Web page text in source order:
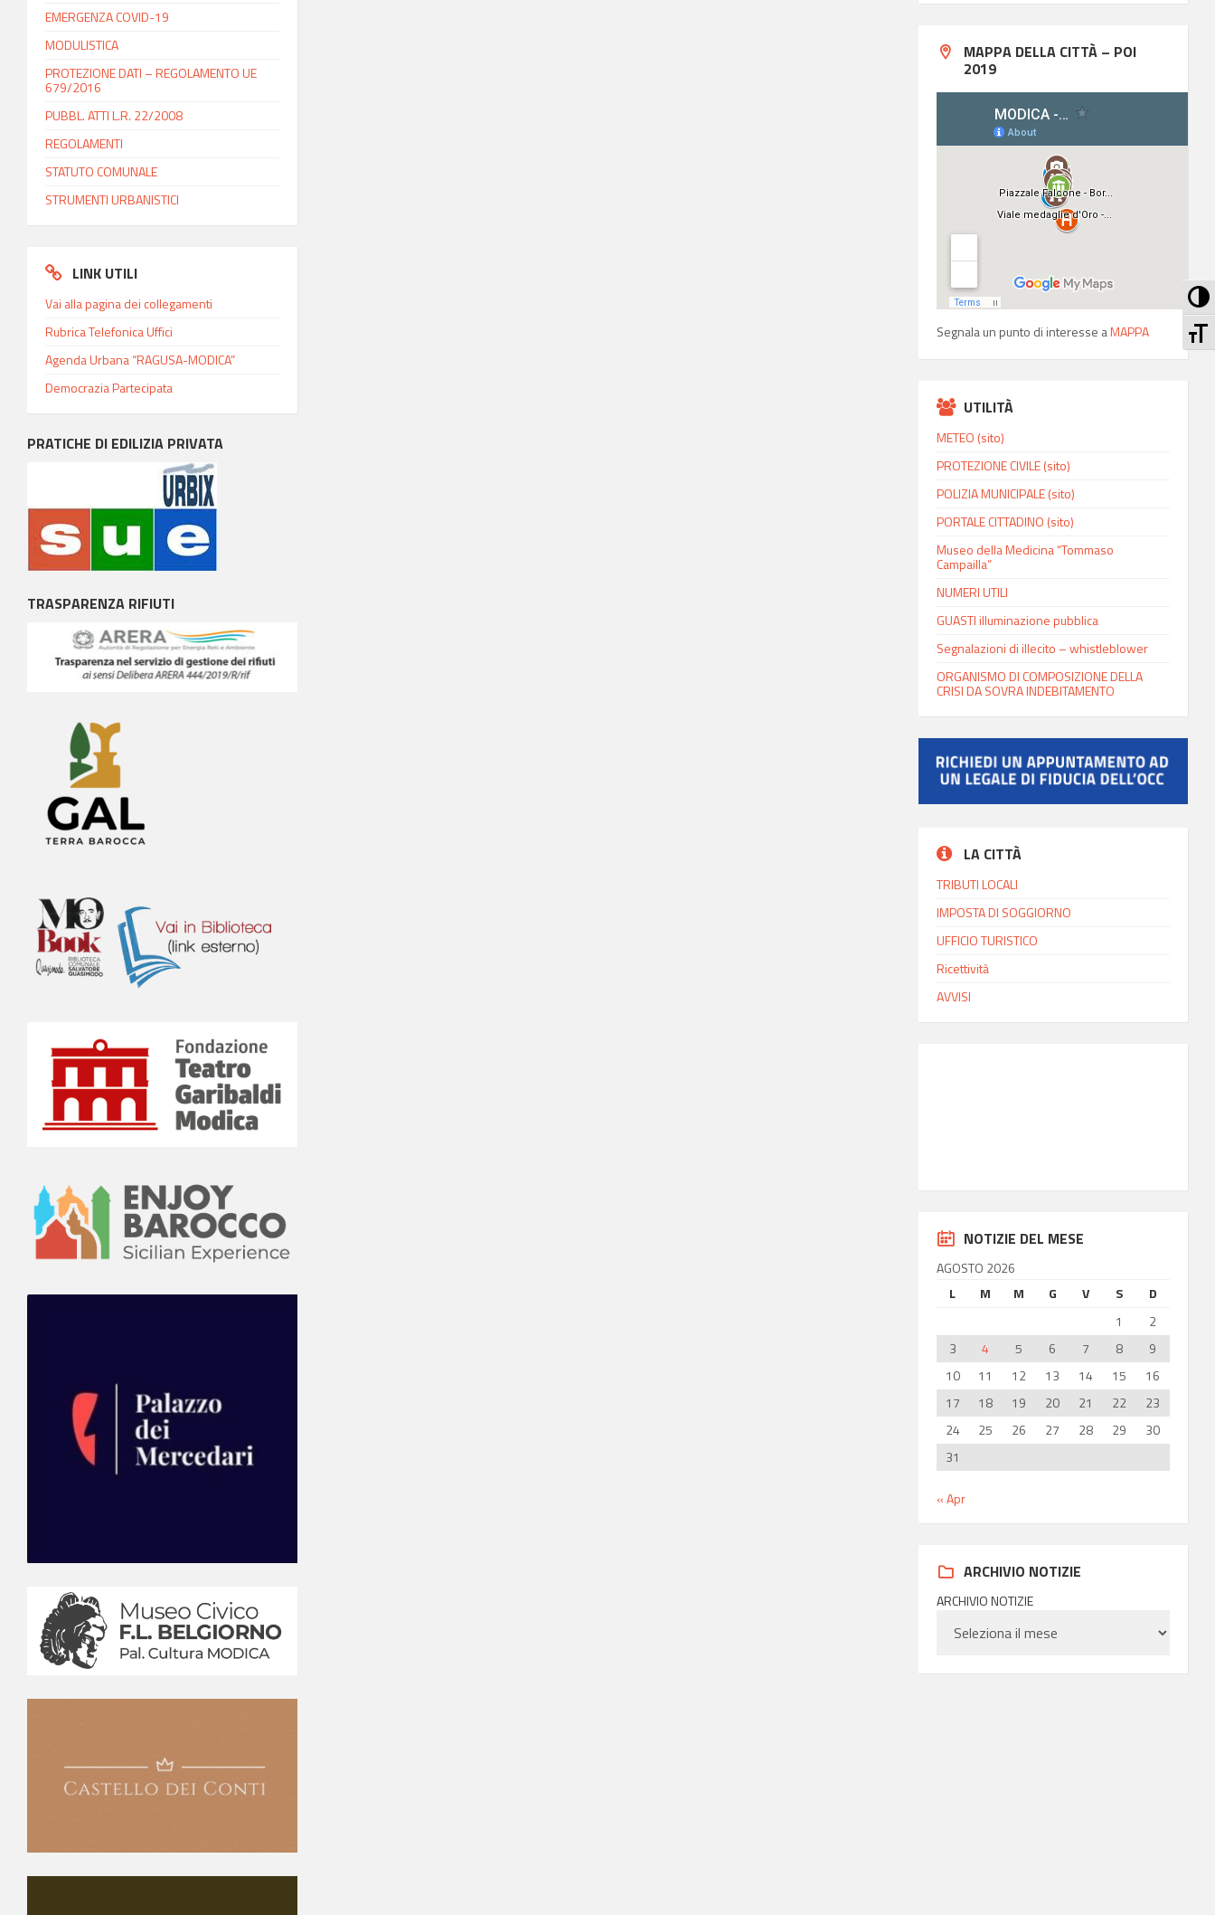
EMERGENZA COVID-19
MODULISTICA
PROTEZIONE DATI – REGOLAMENTO UE
679/2016
PUBBL. ATTI L.R. 22/2008
REGOLAMENTI
STATUTO COMUNALE
STRUMENTI URBANISTICI
LINK UTILI
Vai alla pagina dei collegamenti
Rubrica Telefonica Uffici
Agenda Urbana “RAGUSA-MODICA”
Democrazia Partecipata
PRATICHE DI EDILIZIA PRIVATA
TRASPARENZA RIFIUTI
MAPPA DELLA CITTÀ – POI
2019
Segnala un punto di interesse aMAPPA
UTILITÀ
METEO (sito)
PROTEZIONE CIVILE (sito)
POLIZIA MUNICIPALE (sito)
PORTALE CITTADINO (sito)
Museo della Medicina “Tommaso
Campailla”
NUMERI UTILI
GUASTI illuminazione pubblica
Segnalazioni di illecito – whistleblower
ORGANISMO DI COMPOSIZIONE DELLA
CRISI DA SOVRA INDEBITAMENTO
LA CITTÀ
TRIBUTI LOCALI
IMPOSTA DI SOGGIORNO
UFFICIO TURISTICO
Ricettività
AVVISI
NOTIZIE DEL MESE
AGOSTO 2026
L
M M G V S
D
1
2
3
4 5 6 7 8
9
10
11 12 13 14 15
16
17
18 19 20 21 22
23
24
25 26 27 28 29
30
31
« Apr
ARCHIVIO NOTIZIE
ARCHIVIO NOTIZIE